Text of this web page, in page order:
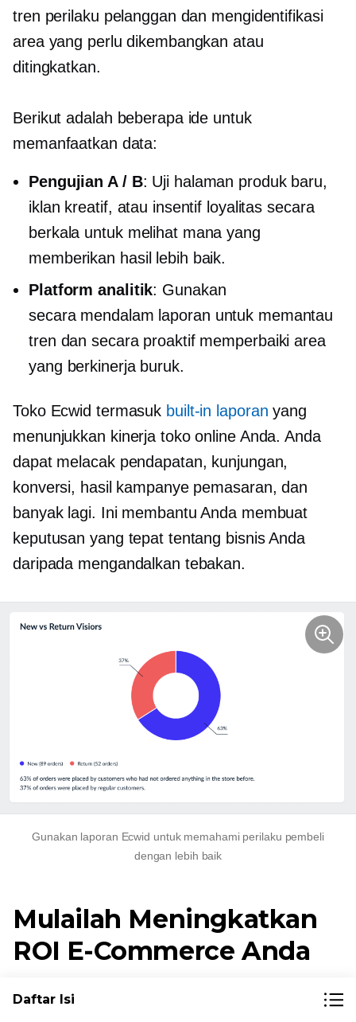
tren perilaku pelanggan dan mengidentifikasi
area yang perlu dikembangkan atau
ditingkatkan.
Berikut adalah beberapa ide untuk
memanfaatkan data:
Pengujian A / B: Uji halaman produk baru,
iklan kreatif, atau insentif loyalitas secara
berkala untuk melihat mana yang
memberikan hasil lebih baik.
Platform analitik: Gunakan
secara mendalam laporan untuk memantau
tren dan secara proaktif memperbaiki area
yang berkinerja buruk.
Toko Ecwid termasuk built-in laporan yang
menunjukkan kinerja toko online Anda. Anda
dapat melacak pendapatan, kunjungan,
konversi, hasil kampanye pemasaran, dan
banyak lagi. Ini membantu Anda membuat
keputusan yang tepat tentang bisnis Anda
daripada mengandalkan tebakan.
Gunakan laporan Ecwid untuk memahami perilaku pembeli
dengan lebih baik
Mulailah Meningkatkan
ROI E-Commerce Anda
ROI yang sehat adalah salah satu indikator
Daftar Isi